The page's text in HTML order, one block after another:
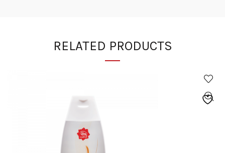
RELATED PRODUCTS